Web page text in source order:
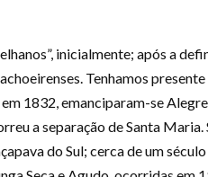
inicialmente; após a
Tenhamos
1832, emanciparam-se
a separação de Santa
do Sul; cerca de um